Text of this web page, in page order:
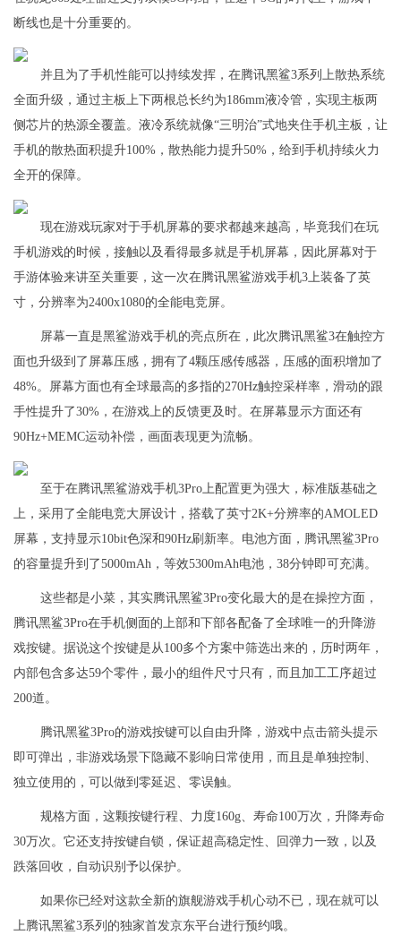
断线也是十分重要的。
并且为了手机性能可以持续发挥，在腾讯黑鲨3系列上散热系统
全面升级，通过主板上下两根总长约为186mm液冷管，实现主板两
侧芯片的热源全覆盖。液冷系统就像“三明治”式地夹住手机主板，让
手机的散热面积提升100%，散热能力提升50%，给到手机持续火力
全开的保障。
现在游戏玩家对于手机屏幕的要求都越来越高，毕竟我们在玩
手机游戏的时候，接触以及看得最多就是手机屏幕，因此屏幕对于
手游体验来讲至关重要，这一次在腾讯黑鲨游戏手机3上装备了英
寸，分辨率为2400x1080的全能电竞屏。
屏幕一直是黑鲨游戏手机的亮点所在，此次腾讯黑鲨3在触控方
面也升级到了屏幕压感，拥有了4颗压感传感器，压感的面积增加了
48%。屏幕方面也有全球最高的多指的270Hz触控采样率，滑动的跟
手性提升了30%，在游戏上的反馈更及时。在屏幕显示方面还有
90Hz+MEMC运动补偿，画面表现更为流畅。
至于在腾讯黑鲨游戏手机3Pro上配置更为强大，标准版基础之
上，采用了全能电竞大屏设计，搭载了英寸2K+分辨率的AMOLED
屏幕，支持显示10bit色深和90Hz刷新率。电池方面，腾讯黑鲨3Pro
的容量提升到了5000mAh，等效5300mAh电池，38分钟即可充满。
这些都是小菜，其实腾讯黑鲨3Pro变化最大的是在操控方面，
腾讯黑鲨3Pro在手机侧面的上部和下部各配备了全球唯一的升降游
戏按键。据说这个按键是从100多个方案中筛选出来的，历时两年，
内部包含多达59个零件，最小的组件尺寸只有，而且加工工序超过
200道。
腾讯黑鲨3Pro的游戏按键可以自由升降，游戏中点击箭头提示
即可弹出，非游戏场景下隐藏不影响日常使用，而且是单独控制、
独立使用的，可以做到零延迟、零误触。
规格方面，这颗按键行程、力度160g、寿命100万次，升降寿命
30万次。它还支持按键自锁，保证超高稳定性、回弹力一致，以及
跌落回收，自动识别予以保护。
如果你已经对这款全新的旗舰游戏手机心动不已，现在就可以
上腾讯黑鲨3系列的独家首发京东平台进行预约哦。